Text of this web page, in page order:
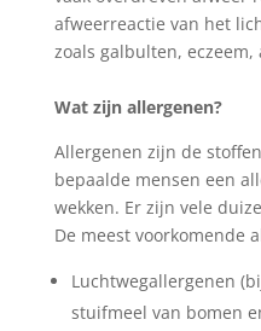
afweerreactie van het
zoals galbulten,
Wat zijn allergenen?
Allergenen zijn de
bepaalde mensen een
wekken. Er zijn vele
De meest voorkomende
Luchtwegallergenen
stuifmeel van bomen